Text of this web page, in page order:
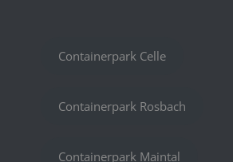
Containerpark Celle
Containerpark Rosbach
Containerpark Maintal